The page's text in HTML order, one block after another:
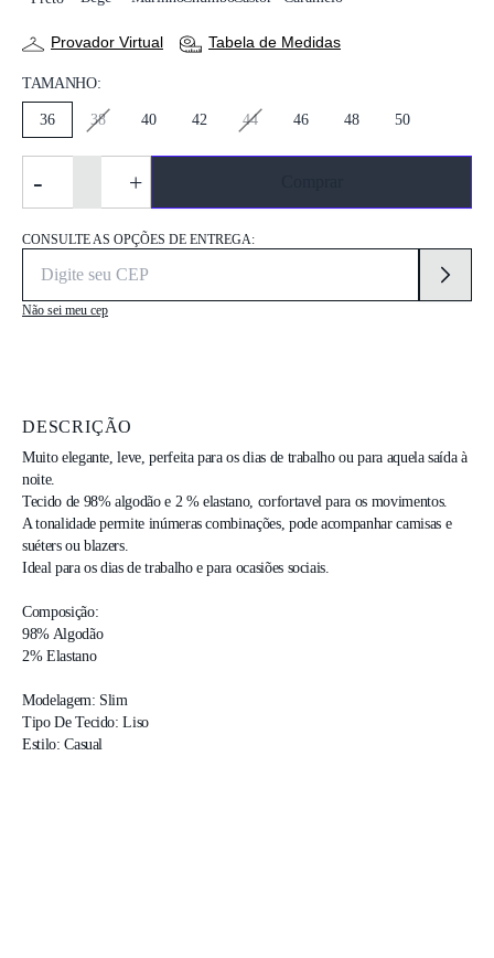
Provador Virtual Tabela de Medidas
TAMANHO:
36 38 40 42 44 46 48 50
- +
CONSULTE AS OPÇÕES DE ENTREGA:
Não sei meu cep
DESCRIÇÃO
Muito elegante, leve, perfeita para os dias de trabalho ou para aquela saída à
noite.
Tecido de 98% algodão e 2 % elastano, corfortavel para os movimentos.
A tonalidade permite inúmeras combinações, pode acompanhar camisas e
suéters ou blazers.
Ideal para os dias de trabalho e para ocasiões sociais.
Composição:
98% Algodão
2% Elastano
Modelagem: Slim
Tipo De Tecido: Liso
Estilo: Casual